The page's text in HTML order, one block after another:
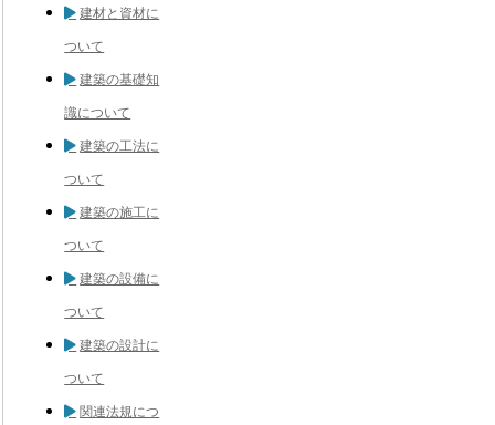
建材と資材に
ついて
建築の基礎知
識について
建築の工法に
ついて
建築の施工に
ついて
建築の設備に
ついて
建築の設計に
ついて
関連法規につ